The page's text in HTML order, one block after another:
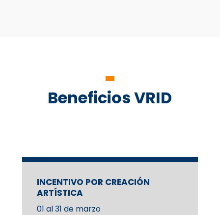
Beneficios VRID
INCENTIVO POR CREACIÓN
ARTÍSTICA
01 al 31 de marzo